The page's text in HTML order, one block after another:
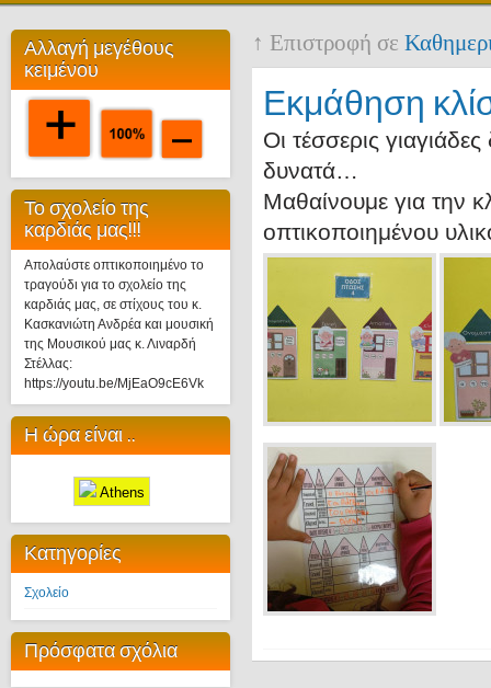
Αλλαγή μεγέθους
κειμένου
Το σχολείο της
καρδιάς μας!!!
Απολαύστε οπτικοποιημένο το
τραγούδι για το σχολείο της
καρδιάς μας, σε στίχους του κ.
Κασκανιώτη Ανδρέα και μουσική
της Μουσικού μας κ. Λιναρδή
Στέλλας:
https://youtu.be/MjEaO9cE6Vk
Η ώρα είναι ..
Athens
Κατηγορίες
Σχολείο
Πρόσφατα σχόλια
↑ Επιστροφή σε
Εκμάθηση
Οι τέσσερις
δυνατά…
Μαθαίνουμε για την
οπτικοποιημένου